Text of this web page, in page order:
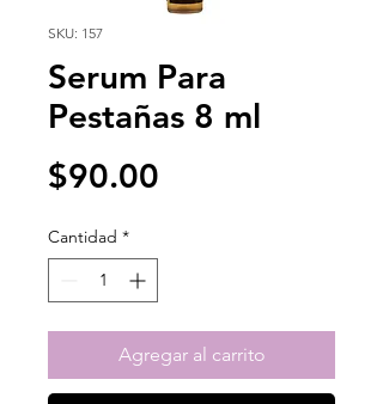
SKU: 157
Serum Para
Pestañas 8 ml
$90.00
Cantidad *
Agregar al carrito